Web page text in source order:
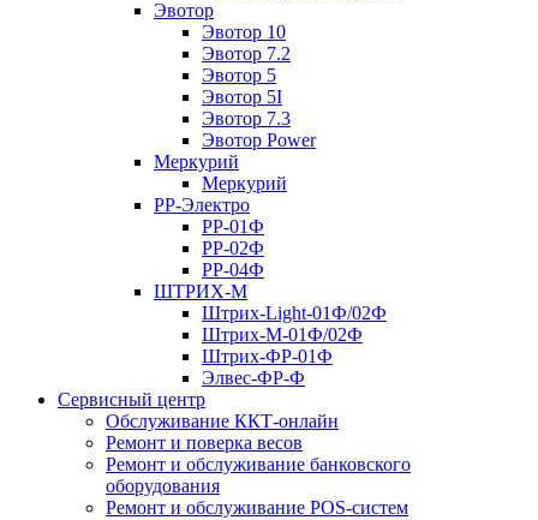
Эвотор
Эвотор 10
Эвотор 7.2
Эвотор 5
Эвотор 5I
Эвотор 7.3
Эвотор Power
Меркурий
Меркурий
РР-Электро
РР-01Ф
РР-02Ф
РР-04Ф
ШТРИХ-М
Штрих-Light-01Ф/02Ф
Штрих-М-01Ф/02Ф
Штрих-ФР-01Ф
Элвес-ФР-Ф
Сервисный центр
Обслуживание ККТ-онлайн
Ремонт и поверка весов
Ремонт и обслуживание банковского
оборудования
Ремонт и обслуживание POS-систем